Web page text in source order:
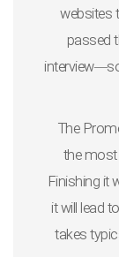
websites
passed
The
the
Finishing it
it will lead
takes